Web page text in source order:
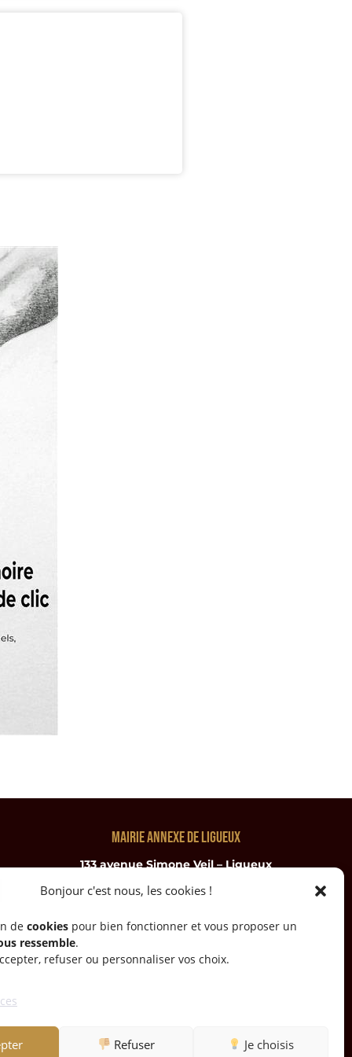
Bonjour c'est nous, les cookies !
de cookies pour bien fonctionner et vous proposer un
ressemble.
refuser ou personnaliser vos choix.
Refuser Je choisis
Mairie annexe de ligueux
133 avenue Simone Veil – Ligueux
24460 Sorges et Ligueux en Périgord
mairie@sorges-ligueux.fr